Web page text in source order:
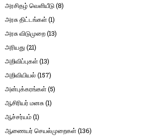
அரசிதழ் வெளியீடு(8)
அரசு திட்டங்கள்(1)
அரசு விடுமுறை(13)
அரியது(21)
அறிவிப்புகள்(13)
அறிவியியல் (157)
அன்புக்கரங்கள்(5)
ஆசிரியர் மனசு(1)
ஆச்சர்யம்(1)
ஆணையர் செயல்முறைகள்(136)